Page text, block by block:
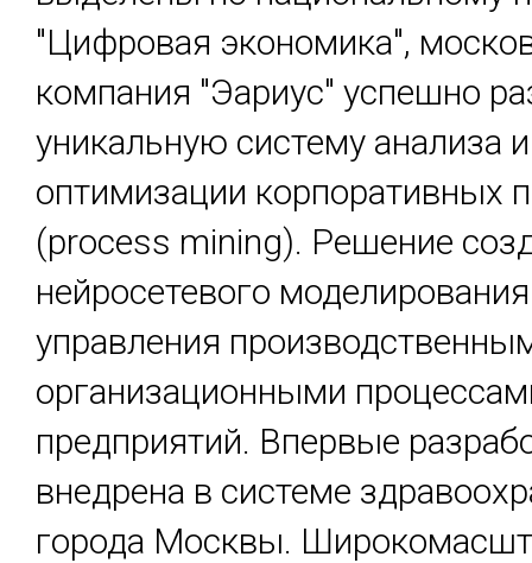
"Цифровая экономика",
компания "Эариус" успешно
уникальную систему анализа и
оптимизации корпоративных
(process mining). Решение
нейросетевого
управления
организационными
предприятий. Впервые
внедрена в системе
города Москвы.